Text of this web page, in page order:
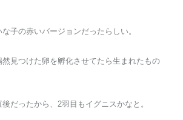
子の赤いバージョンだったらしい。
然見つけた卵を孵化させてたら生まれたもの
だったから、2羽目もイグニスかなと。